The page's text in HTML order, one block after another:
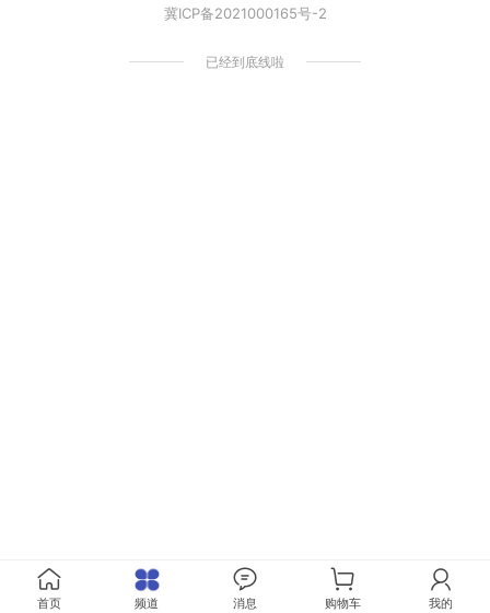
冀ICP备2021000165号-2
已经到底线啦
首页 频道 消息 购物车 我的